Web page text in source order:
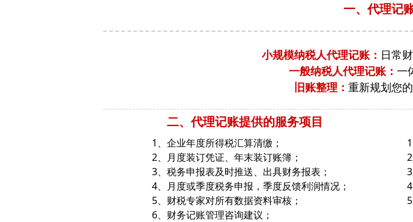
一、代理记
小规模纳税人代理记账： 日常
一般纳税人代理记账： 一
旧账整理： 重新规划您
二、代理记账提供的服务项目
1、企业年度所得税汇算清缴；
2、月度装订凭证、年末装订账簿；
3、税务申报表及时推送、出具财务报表；
4、月度或季度税务申报，季度反馈利润情况；
5、财税专家对所有数据资料审核；
6、财务记账管理咨询建议；
4